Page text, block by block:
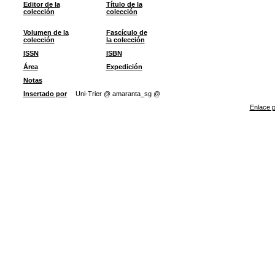
Editor de la
colección
Título de la
colección
Volumen de la
colección
Fascículo de
la colección
ISSN
ISBN
Área
Expedición
Notas
Insertado por
Uni-Trier @ amaranta_sg @
Enlace